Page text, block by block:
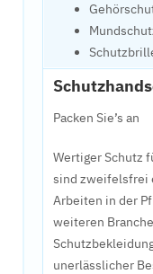
Packen Sie’s an
Wertiger Schutz
sind zweifelsfrei
Arbeiten in der
weiteren
unerlässlicher